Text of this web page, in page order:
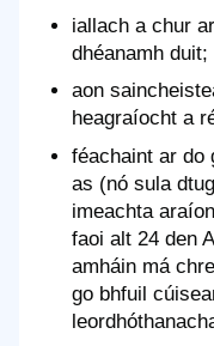
iallach a chur
dhéanamh duit;
aon
heagraíocht a
féachaint ar do
as (nó sula
imeachta
faoi alt 24 den
amháin má
go bhfuil